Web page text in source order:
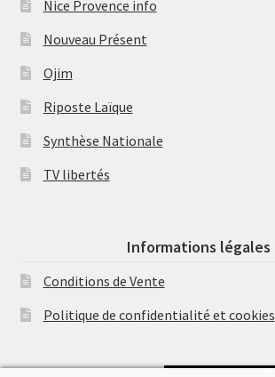
Nice Provence info
Nouveau Présent
Ojim
Riposte Laïque
Synthèse Nationale
TV libertés
Informations légales
Conditions de Vente
Politique de confidentialité et cookies